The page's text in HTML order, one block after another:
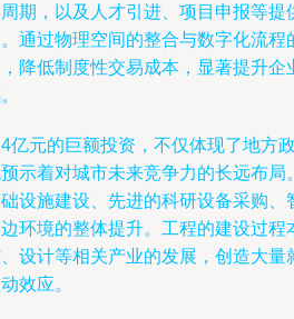
期，以及人才引进、项目申报等
通过物理空间的整合与数字化流
降低制度性交易成本，显著提升企
亿元的巨额投资，不仅体现了地方
示着对城市未来竞争力的长远布
设施建设、先进的科研设备采购
环境的整体提升。工程的建设过
设计等相关产业的发展，创造大
效应。